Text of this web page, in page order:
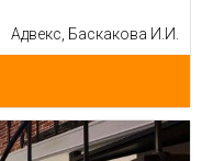
Адвекс, Баскакова И.И.